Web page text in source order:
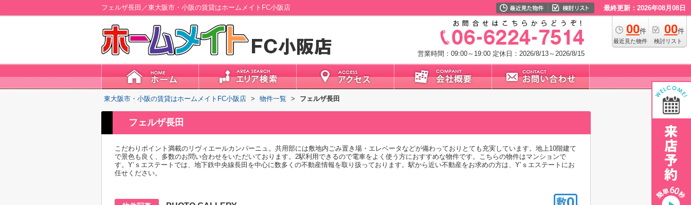
フェルザ長田／東大阪市・小阪の賃貸はホームメイトFC小阪店 最終更新：2026年08月08日
00件
最近見た物件
00件
検討リスト
営業時間：09:00～19:00 定休日：2026/8/13～2026/8/15
東大阪市・小阪の賃貸はホームメイトFC小阪店 > 物件一覧 > フェルザ長田
フェルザ長田
こだわりポイント満載のリヴィエールカンパーニュ。共用部には敷地内ごみ置き場・エレベータなどが備わっておりとても充実しています。地上10階建て
で景色も良く、多数のお問い合わせをいただいております。2駅利用できるので電車をよく使う方におすすめな物件です。こちらの物件はマンションで
す。Y’ｓエステートでは、地下鉄中央線長田を中心に数多くの不動産情報を取り扱っております。駅から近い不動産をお求めの方は、Y’ｓエステートにお
任せください。